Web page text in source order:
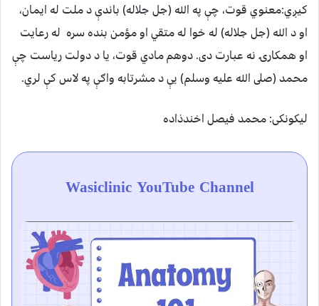
کيږي:معنوي قوت، چې په الله (جل جلاله) باندې د ملت له ايمان،
او د الله (جل جلاله) له خوا له متقي او مؤمن بنده سره له رعايت
او همکارۍ نه عبارت دى. دوهم مادي قوت، يا د دولت رياست چې
محمد (صلى الله عليه وسلم) يې د مشرتابه واګې په لاس کې لري.
لیکونکی: محمد فیصل اخندذاده
Wasiclinic YouTube Channel